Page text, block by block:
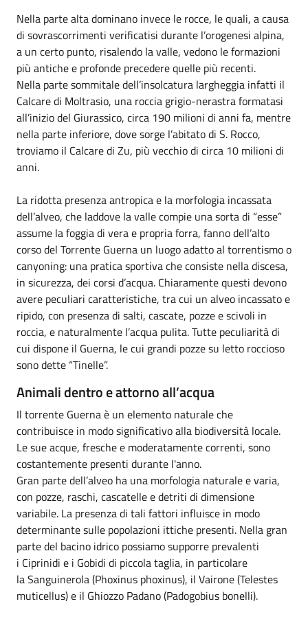
Nella parte alta dominano invece le rocce, le quali, a causa
di sovrascorrimenti verificatisi durante l’orogenesi alpina,
a un certo punto, risalendo la valle, vedono le formazioni
più antiche e profonde precedere quelle più recenti.
Nella parte sommitale dell’insolcatura largheggia infatti il
Calcare di Moltrasio, una roccia grigio-nerastra formatasi
all’inizio del Giurassico, circa 190 milioni di anni fa, mentre
nella parte inferiore, dove sorge l’abitato di S. Rocco,
troviamo il Calcare di Zu, più vecchio di circa 10 milioni di
anni.
La ridotta presenza antropica e la morfologia incassata
dell’alveo, che laddove la valle compie una sorta di “esse”
assume la foggia di vera e propria forra, fanno dell’alto
corso del Torrente Guerna un luogo adatto al torrentismo o
canyoning: una pratica sportiva che consiste nella discesa,
in sicurezza, dei corsi d’acqua. Chiaramente questi devono
avere peculiari caratteristiche, tra cui un alveo incassato e
ripido, con presenza di salti, cascate, pozze e scivoli in
roccia, e naturalmente l’acqua pulita. Tutte peculiarità di
cui dispone il Guerna, le cui grandi pozze su letto roccioso
sono dette “Tinelle”.
Animali dentro e attorno all’acqua
Il torrente Guerna è un elemento naturale che
contribuisce in modo significativo alla biodiversità locale.
Le sue acque, fresche e moderatamente correnti, sono
costantemente presenti durante l'anno.
Gran parte dell’alveo ha una morfologia naturale e varia,
con pozze, raschi, cascatelle e detriti di dimensione
variabile. La presenza di tali fattori influisce in modo
determinante sulle popolazioni ittiche presenti. Nella gran
parte del bacino idrico possiamo supporre prevalenti
i Ciprinidi e i Gobidi di piccola taglia, in particolare
la Sanguinerola (Phoxinus phoxinus), il Vairone (Telestes
muticellus) e il Ghiozzo Padano (Padogobius bonelli).